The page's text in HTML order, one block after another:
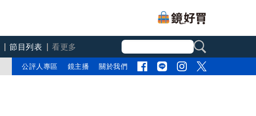
節目列表
看更多
公評人專區 鏡主播 關於我們